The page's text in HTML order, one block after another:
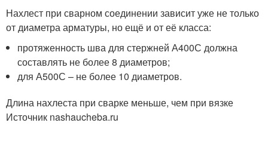
Нахлест при сварном соединении зависит уже не только
от диаметра арматуры, но ещё и от её класса:
протяженность шва для стержней А400С должна
составлять не более 8 диаметров;
для А500С – не более 10 диаметров.
Длина нахлеста при сварке меньше, чем при вязке
Источник nashaucheba.ru